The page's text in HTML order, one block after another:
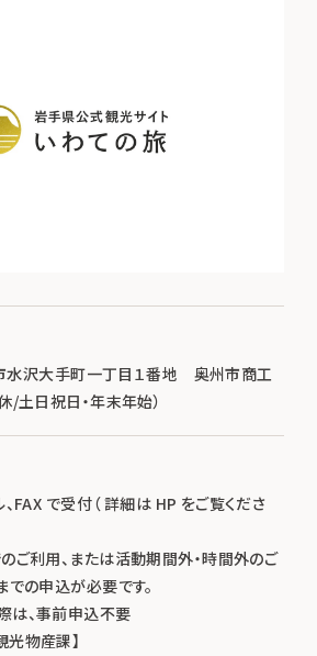
沢大手町一丁目１番地 奥州市商工
/土日祝日・年末年始）
、FAX で受付（ 詳細は HP をご覧くださ
利用、または活動期間外・時間外のご
の申込が必要です。
は、事前申込不要
光物産課】